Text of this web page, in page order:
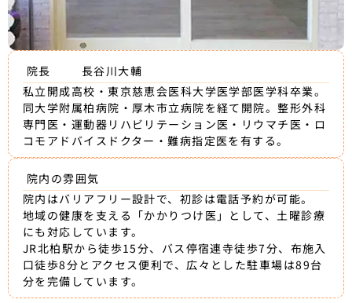
院長
長谷川大輔
私立開成高校・東京慈恵会医科大学医学部医学科卒業。
同大学附属柏病院・厚木市立病院を経て開院。整形外科
専門医・運動器リハビリテーション医・リウマチ医・ロ
コモアドバイスドクター・難病指定医を有する。
院内の雰囲気
院内はバリアフリー設計で、初診は電話予約が可能。
地域の健康を支える「かかりつけ医」として、土曜診療
にも対応しています。
JR北柏駅から徒歩15分、バス停宿連寺徒歩7分、布施入
口徒歩8分とアクセス便利で、広々とした駐車場は89台
分を完備しています。